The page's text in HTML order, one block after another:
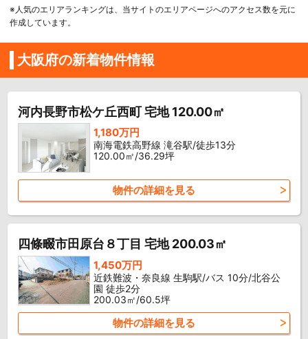
※人気のエリアランキングは、当サイトのエリアページへのアクセス数を元に
作成しています。
大阪府の新着物件情報
河内長野市松ケ丘西町 宅地 120.00㎡
1,180万円
南海電鉄高野線 滝谷駅/徒歩13分
120.00㎡/36.29坪
物件の詳細を見る
四條畷市田原台８丁目 宅地 200.03㎡
1,450万円
近鉄難波・奈良線 生駒駅/バス 10分/北谷公
園 徒歩2分
200.03㎡/60.5坪
物件の詳細を見る